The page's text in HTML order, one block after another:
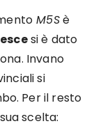
M5Sè
si è dato
Invano
si
Per il resto
scelta: